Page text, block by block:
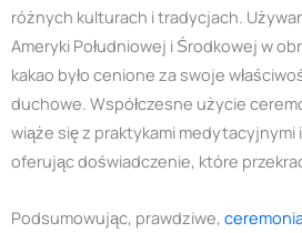
różnych kulturach i tradycjach.
Ameryki Południowej i Środkowej w
kakao było cenione za swoje
duchowe. Współczesne użycie
wiąże się z praktykami medytacyjnymi
oferując doświadczenie, które
Podsumowując, prawdziwe,